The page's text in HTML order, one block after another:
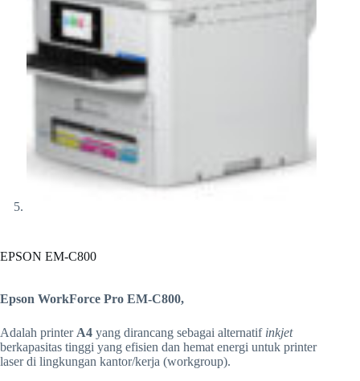
EPSON EM-C800
Epson WorkForce Pro EM-C800,
Adalah printer A4 yang dirancang sebagai alternatif inkjet
berkapasitas tinggi yang efisien dan hemat energi untuk printer
laser di lingkungan kantor/kerja (workgroup).